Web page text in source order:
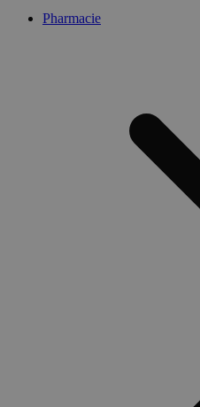
Pharmacie